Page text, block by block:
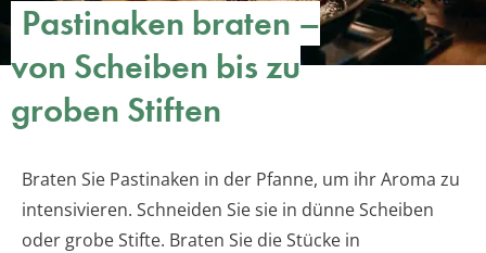
Pastinaken braten –
von Scheiben bis zu
groben Stiften
Braten Sie Pastinaken in der Pfanne, um ihr Aroma zu
intensivieren. Schneiden Sie sie in dünne Scheiben
oder grobe Stifte. Braten Sie die Stücke in